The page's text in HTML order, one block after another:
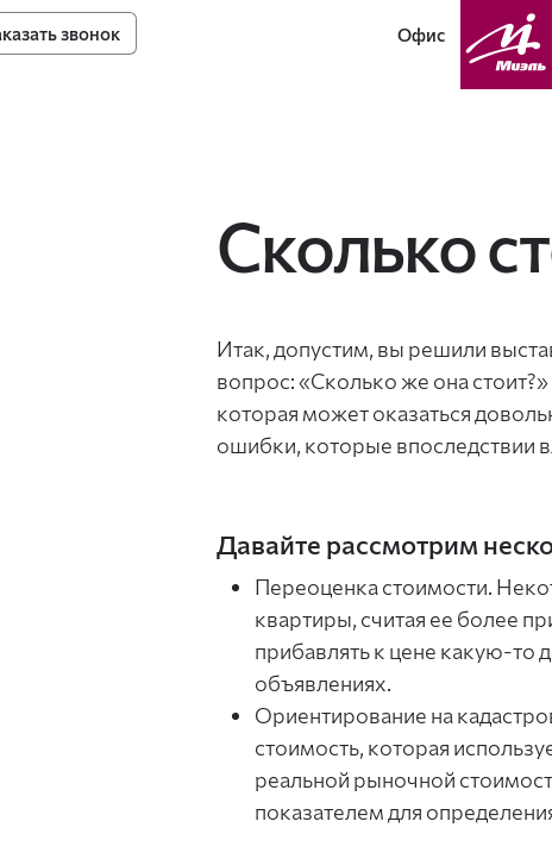
Заказать звонок Офис
Сколько
Итак, допустим, вы решили
вопрос: «Сколько же она
которая может оказаться
ошибки, которые впоследствии
Давайте рассмотрим
Переоценка стоимости.
квартиры, считая ее более
прибавлять к цене какую-то
объявлениях.
Ориентирование на
стоимость, которая
реальной рыночной
показателем для